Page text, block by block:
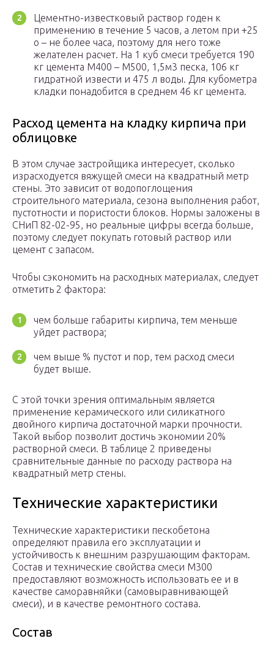
Цементно-известковый раствор годен к
применению в течение 5 часов, а летом при +25
о – не более часа, поэтому для него тоже
желателен расчет. На 1 куб смеси требуется 190
кг цемента М400 – М500, 1,5м3 песка, 106 кг
гидратной извести и 475 л воды. Для кубометра
кладки понадобится в среднем 46 кг цемента.
Расход цемента на кладку кирпича при
облицовке
В этом случае застройщика интересует, сколько
израсходуется вяжущей смеси на квадратный метр
стены. Это зависит от водопоглощения
строительного материала, сезона выполнения работ,
пустотности и пористости блоков. Нормы заложены в
СНиП 82-02-95, но реальные цифры всегда больше,
поэтому следует покупать готовый раствор или
цемент с запасом.
Чтобы сэкономить на расходных материалах, следует
отметить 2 фактора:
чем больше габариты кирпича, тем меньше
уйдет раствора;
чем выше % пустот и пор, тем расход смеси
будет выше.
С этой точки зрения оптимальным является
применение керамического или силикатного
двойного кирпича достаточной марки прочности.
Такой выбор позволит достичь экономии 20%
растворной смеси. В таблице 2 приведены
сравнительные данные по расходу раствора на
квадратный метр стены.
Технические характеристики
Технические характеристики пескобетона
определяют правила его эксплуатации и
устойчивость к внешним разрушающим факторам.
Состав и технические свойства смеси М300
предоставляют возможность использовать ее и в
качестве саморавняйки (самовыравнивающей
смеси), и в качестве ремонтного состава.
Состав